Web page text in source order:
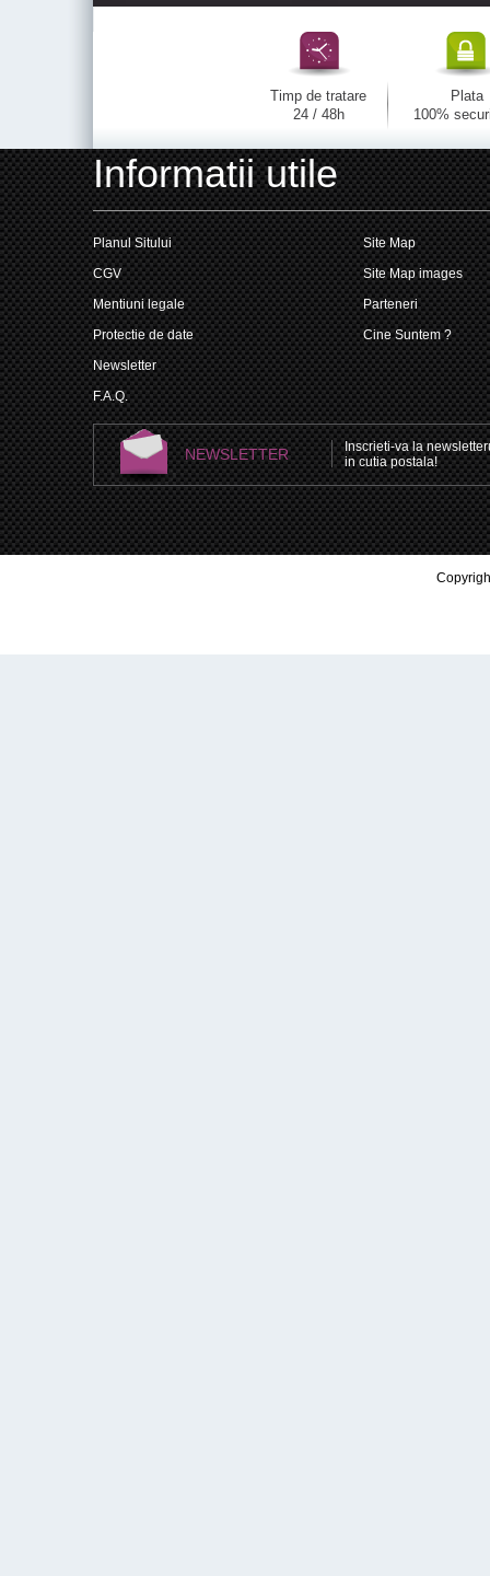
Timp de tratare
24 / 48h
Plata
100%
Informatii utile
Planul Sitului
CGV
Mentiuni legale
Protectie de date
Newsletter
F.A.Q.
Site Map
Site Map images
Parteneri
Cine Suntem ?
NEWSLETTER
Inscrieti-va la
in cutia postala!